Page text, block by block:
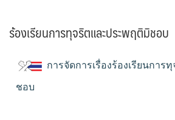
ร้องเรียนการทุจริตและประพฤติมิชอบ
การจัดการเรื่องร้องเรียนการ
ชอบ